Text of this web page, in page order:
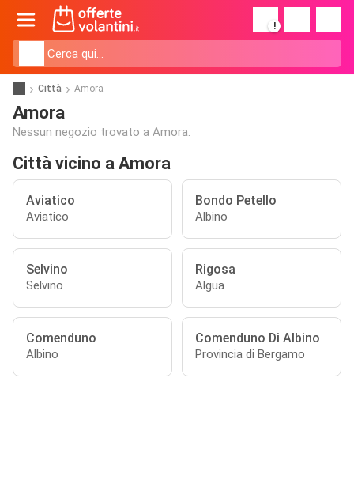
!
Città Amora
Amora
Nessun negozio trovato a Amora.
Città vicino a Amora
Aviatico
Aviatico
Bondo Petello
Albino
Selvino
Selvino
Rigosa
Algua
Comenduno
Albino
Comenduno Di Albino
Provincia di Bergamo